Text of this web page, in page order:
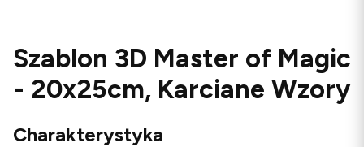
Szablon 3D Master of Magic
- 20x25cm, Karciane Wzory
Charakterystyka